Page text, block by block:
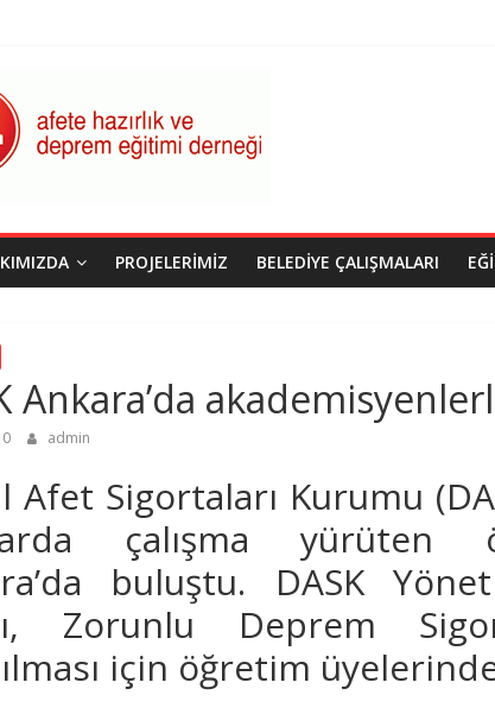
PROJELERIMIZ BELEDIYE ÇALIŞMALARI
Ankara’da
admin
Afet Sigortaları Kurumu
çalışma yürüten
buluştu. DASK
Zorunlu Deprem
için öğretim